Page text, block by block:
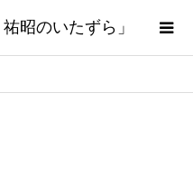
昭のいたずら」